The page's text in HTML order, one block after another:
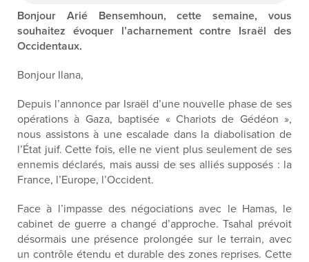
Bonjour Arié Bensemhoun, cette semaine, vous
souhaitez évoquer l’acharnement contre Israël des
Occidentaux.
Bonjour Ilana,
Depuis l’annonce par Israël d’une nouvelle phase de ses
opérations à Gaza, baptisée « Chariots de Gédéon »,
nous assistons à une escalade dans la diabolisation de
l’État juif. Cette fois, elle ne vient plus seulement de ses
ennemis déclarés, mais aussi de ses alliés supposés : la
France, l’Europe, l’Occident.
Face à l’impasse des négociations avec le Hamas, le
cabinet de guerre a changé d’approche. Tsahal prévoit
désormais une présence prolongée sur le terrain, avec
un contrôle étendu et durable des zones reprises. Cette